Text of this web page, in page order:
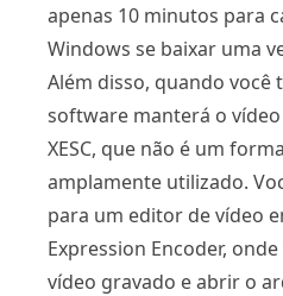
apenas 10 minutos para
Windows se baixar uma
Além disso, quando você
software manterá o
XESC, que não é um
amplamente utilizado.
para um editor de vídeo
Expression Encoder,
vídeo gravado e abrir o